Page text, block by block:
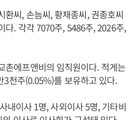
환씨, 손늠씨, 황재종씨, 권종호씨
다. 각각 7070주, 5486주, 2026주,
촌에프앤비의 임직원이다. 적게는
3천주(0.05%)를 보유하고 있다.
내이사 1명, 사외이사 5명, 기타비